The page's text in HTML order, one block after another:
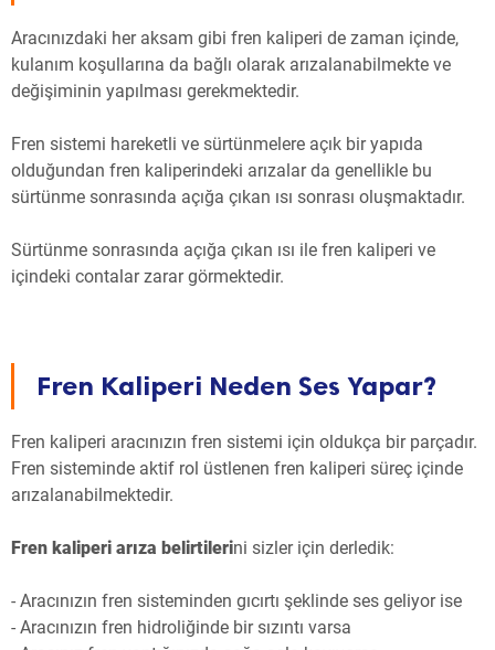
Aracınızdaki her aksam gibi fren kaliperi de zaman içinde,
kulanım koşullarına da bağlı olarak arızalanabilmekte ve
değişiminin yapılması gerekmektedir.
Fren sistemi hareketli ve sürtünmelere açık bir yapıda
olduğundan fren kaliperindeki arızalar da genellikle bu
sürtünme sonrasında açığa çıkan ısı sonrası oluşmaktadır.
Sürtünme sonrasında açığa çıkan ısı ile fren kaliperi ve
içindeki contalar zarar görmektedir.
Fren Kaliperi Neden Ses Yapar?
Fren kaliperi aracınızın fren sistemi için oldukça bir parçadır.
Fren sisteminde aktif rol üstlenen fren kaliperi süreç içinde
arızalanabilmektedir.
Fren kaliperi arıza belirtilerini sizler için derledik:
- Aracınızın fren sisteminden gıcırtı şeklinde ses geliyor ise
- Aracınızın fren hidroliğinde bir sızıntı varsa